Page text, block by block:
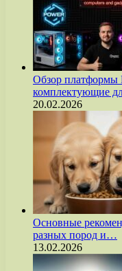
Обзор
комплектующие
20.02.2026
Основные
разных пород и…
13.02.2026